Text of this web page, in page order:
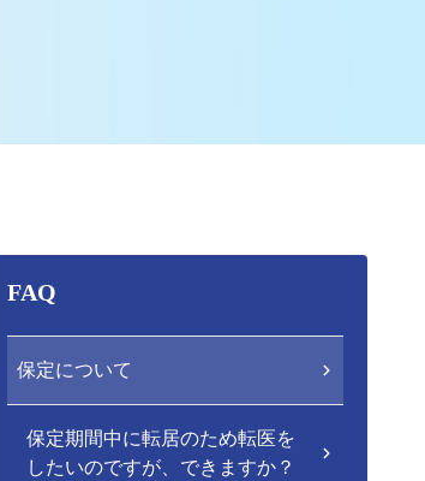
FAQ
保定について
保定期間中に転居のため転医を
したいのですが、できますか？